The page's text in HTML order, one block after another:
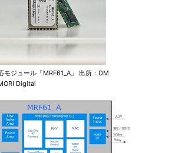
モジュール「MRF61_A」 出所：DM
Digital